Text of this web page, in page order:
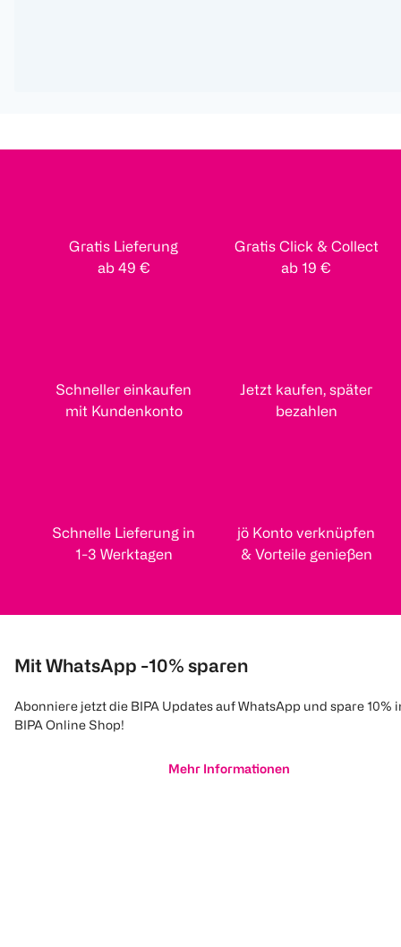
Gratis Lieferung
ab 49 €
Gratis Click & Collect
ab 19 €
Schneller einkaufen
mit Kundenkonto
Jetzt kaufen, später
bezahlen
Schnelle Lieferung in
1-3 Werktagen
jö Konto verknüpfen
& Vorteile genießen
Mit WhatsApp -10% sparen
Abonniere jetzt die BIPA Updates auf WhatsApp und spare 10%
BIPA Online Shop!
Mehr Informationen